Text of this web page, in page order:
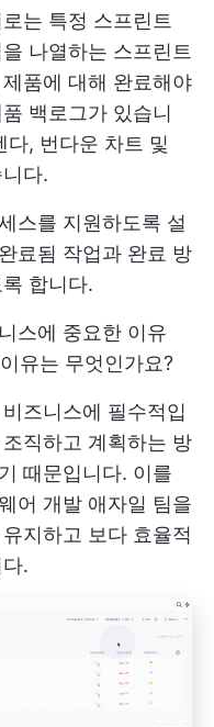
는 특정 스프린트
나열하는 스프린트
품에 대해 완료해야
백로그가 있습니
다, 번다운 차트 및
다.
스를 지원하도록 설
료됨 작업과 완료 방
합니다.
스에 중요한 이유
유는 무엇인가요?
즈니스에 필수적입
직하고 계획하는 방
때문입니다. 이를
어 개발 애자일 팀을
지하고 보다 효율적
.